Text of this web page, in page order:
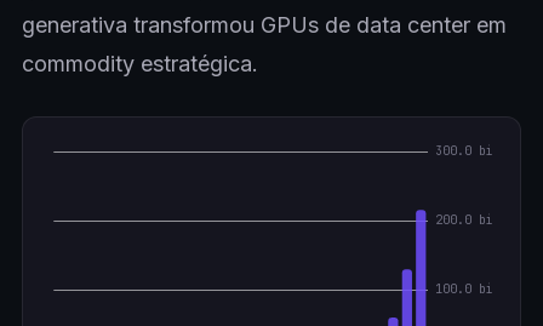
generativa transformou GPUs de data center em
commodity estratégica.